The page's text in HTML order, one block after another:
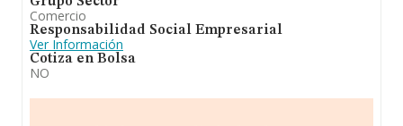
Comercio
Responsabilidad Social Empresarial
Ver Información
Cotiza en Bolsa
NO